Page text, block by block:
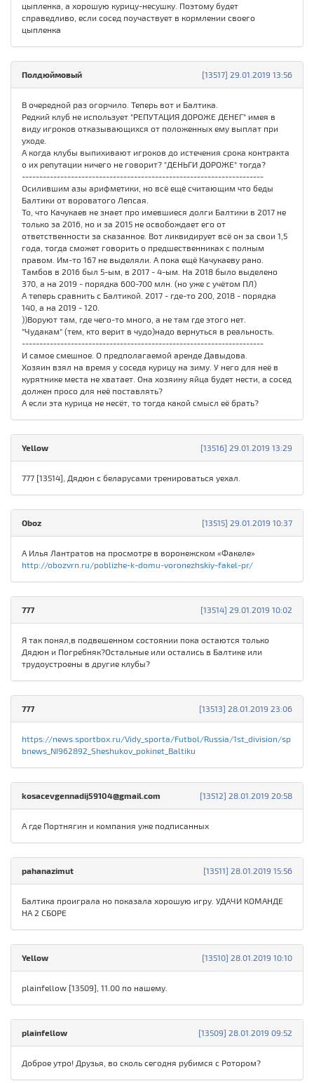
цыпленка, а хорошую курицу-несушку. Поэтому будет
справедливо, если сосед поучаствует в кормлении своего
цыпленка
[13517] 29.01.2019 13:56
Полдюймовый
В очередной раз огорчило. Теперь вот и Балтика.
Редкий клуб не использует "РЕПУТАЦИЯ ДОРОЖЕ ДЕНЕГ" имея в
виду игроков отказывающихся от положенных ему выплат при
уходе.
А когда клубы выпихивают игроков до истечения срока контракта
о их репутации ничего не говорит? "ДЕНЬГИ ДОРОЖЕ" тогда?
---------------------------------------------------------------------
Осилившим азы арифметики, но всё ещё считающим что беды
Балтики от вороватого Лепсая.
То, что Качукаев не знает про имевшиеся долги Балтики в 2017 не
только за 2016, но и за 2015 не освобождает его от
ответственности за сказанное. Вот ликвидирует всё он за свои 1,5
года, тогда сможет говорить о предшественниках с полным
правом. Им-то 167 не выделяли. А пока ещё Качукаеву рано.
Тамбов в 2016 был 5-ым, в 2017 - 4-ым. На 2018 было выделено
370, а на 2019 - порядка 600-700 млн. (но уже с учётом ПЛ)
А теперь сравнить с Балтикой. 2017 - где-то 200, 2018 - порядка
140, а на 2019 - 120.
))Воруют там, где чего-то много, а не там где этого нет.
"Чудакам" (тем, кто верит в чудо)надо вернуться в реальность.
---------------------------------------------------------------------
И самое смешное. О предполагаемой аренде Давыдова.
Хозяин взял на время у соседа курицу на зиму. У него для неё в
курятнике места не хватает. Она хозяину яйца будет нести, а сосед
должен просо для неё поставлять?
А если эта курица не несёт, то тогда какой смысл её брать?
[13516] 29.01.2019 13:29
Yellow
777 [13514], Дядюн с беларусами тренироваться уехал.
[13515] 29.01.2019 10:37
Oboz
А Илья Лантратов на просмотре в воронежском «Факеле»
http://obozvrn.ru/poblizhe-k-domu-voronezhskiy-fakel-pr/
[13514] 29.01.2019 10:02
777
Я так понял,в подвешенном состоянии пока остаются только
Дядюн и Погребняк?Остальные или остались в Балтике или
трудоустроены в другие клубы?
[13513] 28.01.2019 23:06
777
https://news.sportbox.ru/Vidy_sporta/Futbol/Russia/1st_division/sp
bnews_NI962892_Sheshukov_pokinet_Baltiku
[13512] 28.01.2019 20:58
kosacevgennadij59104@gmail.com
А где Портнягин и компания уже подписанных
[13511] 28.01.2019 15:56
pahanazimut
Балтика проиграла но показала хорошую игру. УДАЧИ КОМАНДЕ
НА 2 СБОРЕ
[13510] 28.01.2019 10:10
Yellow
plainfellow [13509], 11.00 по нашему.
[13509] 28.01.2019 09:52
plainfellow
Доброе утро! Друзья, во сколь сегодня рубимся с Ротором?